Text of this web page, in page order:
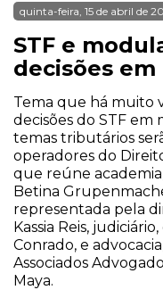
quinta-feira, 15 de abril de
STF e
decisões
Tema que há muito
decisões do STF em
temas tributários
operadores do
que reúne
Betina
representada pela
Kassia Reis,
Conrado, e
Associados
Maya.